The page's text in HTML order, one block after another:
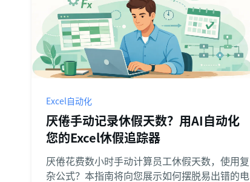
Excel自动化
厌倦手动记录休假天数？用AI自动化
您的Excel休假追踪器
厌倦花费数小时手动计算员工休假天数，使用复
杂公式？本指南将向您展示如何摆脱易出错的电